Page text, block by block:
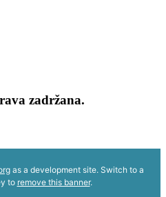
zadržana.
as a development site. Switch to a
to remove this banner.